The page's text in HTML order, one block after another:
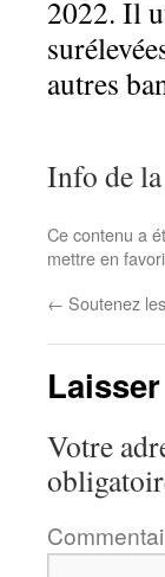
2022. Il
autres
Info de
Ce contenu a
mettre en
← Soutenez
Votre